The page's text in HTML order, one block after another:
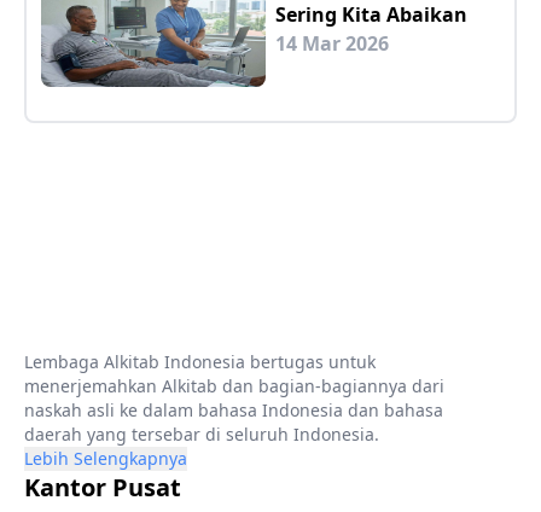
Sering Kita Abaikan
14 Mar 2026
Lembaga Alkitab Indonesia bertugas untuk
menerjemahkan Alkitab dan bagian-bagiannya dari
naskah asli ke dalam bahasa Indonesia dan bahasa
daerah yang tersebar di seluruh Indonesia.
Lebih Selengkapnya
Kantor Pusat